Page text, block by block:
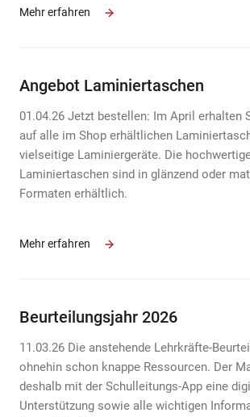
Mehr erfahren
Angebot Laminiertaschen
01.04.26 Jetzt bestellen: Im April erhalten
auf alle im Shop erhältlichen
vielseitige Laminiergeräte. Die
Laminiertaschen sind in glänzend oder
Formaten erhältlich.
Mehr erfahren
Beurteilungsjahr 2026
11.03.26 Die anstehende Lehrkräfte-
ohnehin schon knappe Ressourcen. Der
deshalb mit der Schulleitungs-App eine
Unterstützung sowie alle wichtigen